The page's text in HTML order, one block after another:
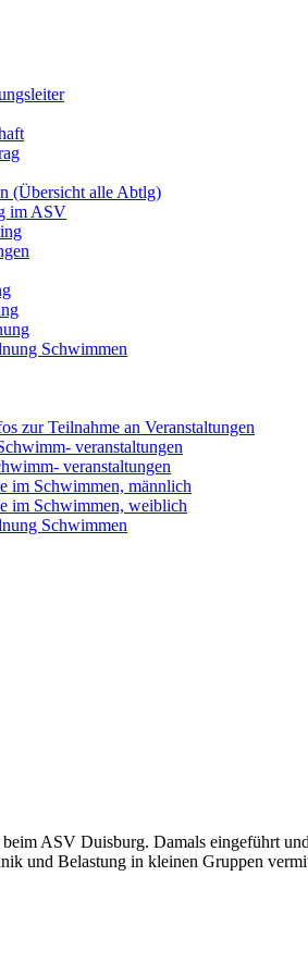
(Übersicht alle Abtlg)
im ASV
Schwimmen
zur Teilnahme an Veranstaltungen
veranstaltungen
veranstaltungen
im Schwimmen, männlich
im Schwimmen, weiblich
Schwimmen
ASV Duisburg. Damals eingeführt
und Belastung in kleinen Gruppen